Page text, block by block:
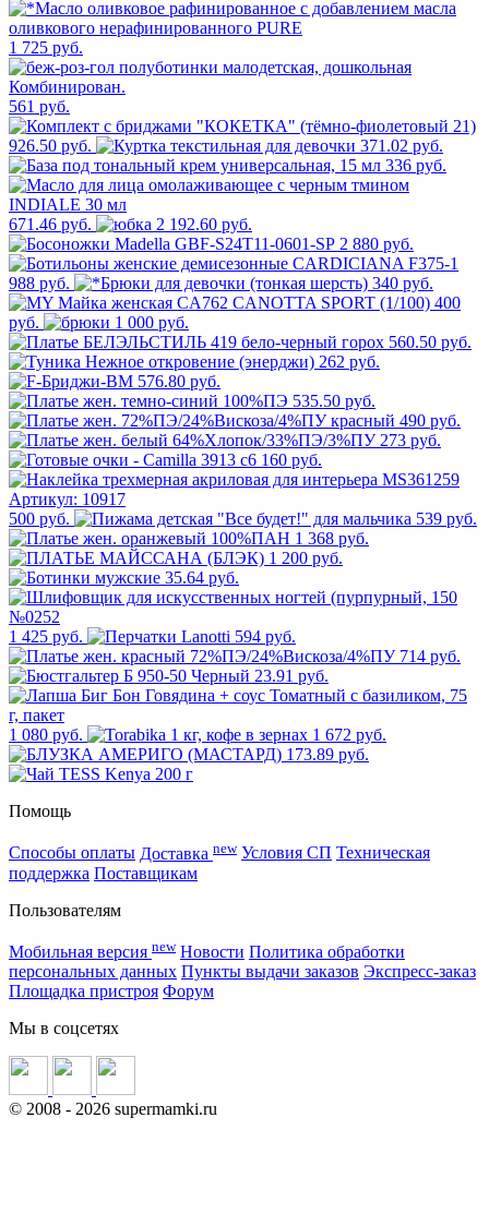
1 725 руб.
561 руб.
926.50 руб.
371.02 руб.
336 руб.
671.46 руб.
2 192.60 руб.
2 880 руб.
988 руб.
340 руб.
400
руб.
1 000 руб.
560.50 руб.
262 руб.
576.80 руб.
535.50 руб.
490 руб.
273 руб.
160 руб.
500 руб.
539 руб.
1 368 руб.
1 200 руб.
35.64 руб.
1 425 руб.
594 руб.
714 руб.
23.91 руб.
1 080 руб.
1 672 руб.
173.89 руб.
Помощь
Способы оплаты Доставка new Условия СП Техническая
поддержка Поставщикам
Пользователям
Мобильная версия new Новости Политика обработки
персональных данных Пункты выдачи заказов Экспресс-заказ
Площадка пристроя Форум
Мы в соцсетях
© 2008 - 2026 supermamki.ru